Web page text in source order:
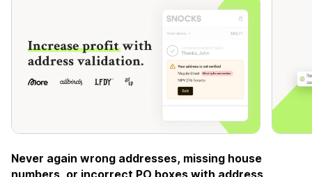
Never again wrong addresses, missing house